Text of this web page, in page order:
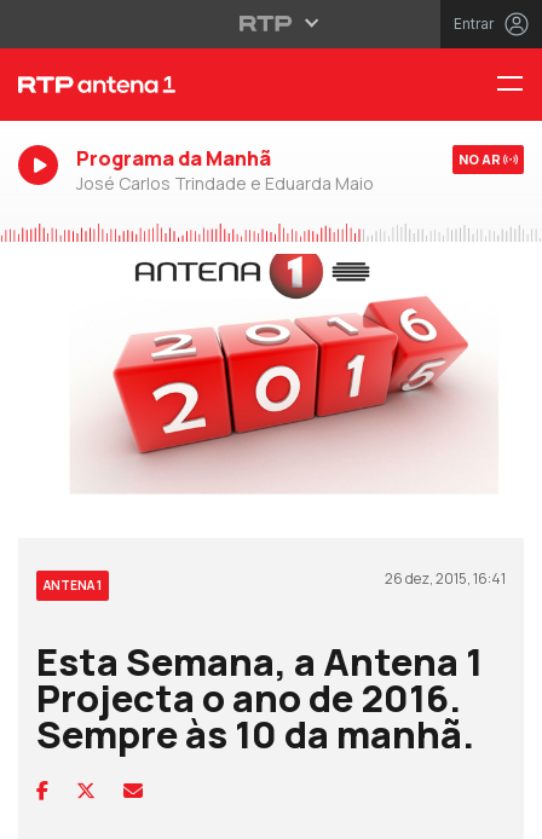
Entrar
Programa da Manhã
José Carlos Trindade e Eduarda Maio
NO AR
ANTENA 1 26 dez, 2015, 16:41
Esta Semana, a Antena 1
Projecta o ano de 2016.
Sempre às 10 da manhã.